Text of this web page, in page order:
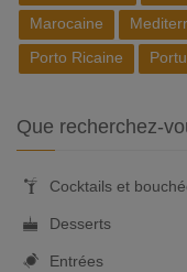
Marocaine
Porto Ricaine
Que recherchez-
Cocktails et
Desserts
Entrées